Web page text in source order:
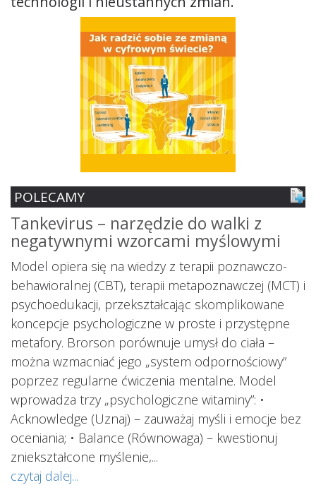
POLECAMY
Tankevirus – narzędzie do walki z
negatywnymi wzorcami myślowymi
Model opiera się na wiedzy z terapii poznawczo-
behawioralnej (CBT), terapii metapoznawczej (MCT) i
psychoedukacji, przekształcając skomplikowane
koncepcje psychologiczne w proste i przystępne
metafory. Brorson porównuje umysł do ciała –
można wzmacniać jego „system odpornościowy”
poprzez regularne ćwiczenia mentalne. Model
wprowadza trzy „psychologiczne witaminy”: •
Acknowledge (Uznaj) – zauważaj myśli i emocje bez
oceniania; • Balance (Równowaga) – kwestionuj
zniekształcone myślenie,...
czytaj dalej...